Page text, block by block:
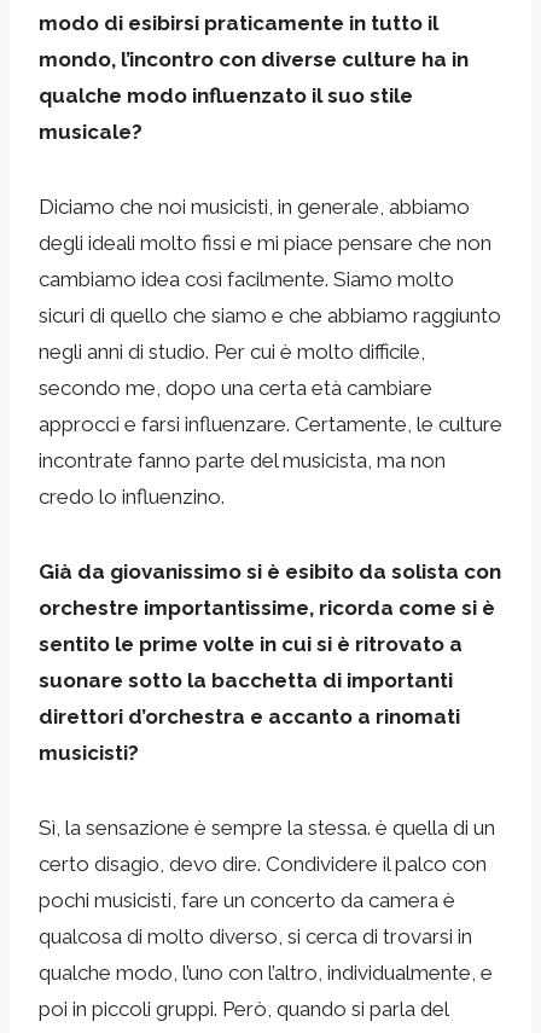
modo di esibirsi praticamente in tutto il
mondo, l’incontro con diverse culture ha in
qualche modo influenzato il suo stile
musicale?
Diciamo che noi musicisti, in generale, abbiamo
degli ideali molto fissi e mi piace pensare che non
cambiamo idea così facilmente. Siamo molto
sicuri di quello che siamo e che abbiamo raggiunto
negli anni di studio. Per cui è molto difficile,
secondo me, dopo una certa età cambiare
approcci e farsi influenzare. Certamente, le culture
incontrate fanno parte del musicista, ma non
credo lo influenzino.
Già da giovanissimo si è esibito da solista con
orchestre importantissime, ricorda come si è
sentito le prime volte in cui si è ritrovato a
suonare sotto la bacchetta di importanti
direttori d’orchestra e accanto a rinomati
musicisti?
Sì, la sensazione è sempre la stessa. è quella di un
certo disagio, devo dire. Condividere il palco con
pochi musicisti, fare un concerto da camera è
qualcosa di molto diverso, si cerca di trovarsi in
qualche modo, l’uno con l’altro, individualmente, e
poi in piccoli gruppi. Però, quando si parla del